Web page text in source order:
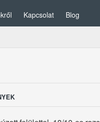
Kapcsolat Blog